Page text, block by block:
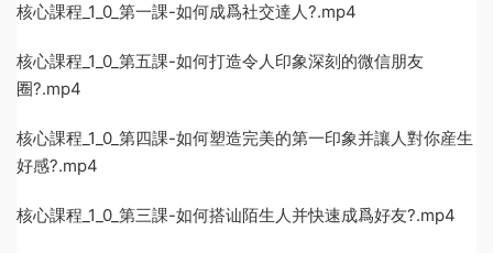
核心課程_1_0_第一課-如何成爲社交達人?.mp4
核心課程_1_0_第五課-如何打造令人印象深刻的微信朋友
圈?.mp4
核心課程_1_0_第四課-如何塑造完美的第一印象并讓人對你産生
好感?.mp4
核心課程_1_0_第三課-如何搭讪陌生人并快速成爲好友?.mp4